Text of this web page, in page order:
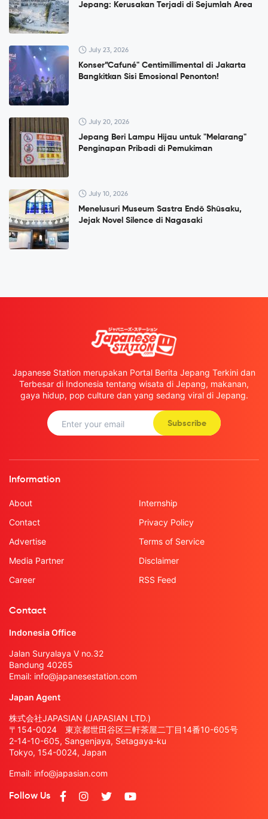
Jepang: Kerusakan Terjadi di Sejumlah Area
July 23, 2026
Konser”Cafuné" Centimillimental di Jakarta
Bangkitkan Sisi Emosional Penonton!
July 20, 2026
Jepang Beri Lampu Hijau untuk "Melarang"
Penginapan Pribadi di Pemukiman
July 10, 2026
Menelusuri Museum Sastra Endō Shūsaku,
Jejak Novel Silence di Nagasaki
Japanese Station merupakan Portal Berita Jepang Terkini dan
Terbesar di Indonesia tentang wisata di Jepang, makanan,
gaya hidup, pop culture dan yang sedang viral di Jepang.
Subscribe
Information
About
Contact
Advertise
Media Partner
Career
Internship
Privacy Policy
Terms of Service
Disclaimer
RSS Feed
Contact
Indonesia Office
Jalan Suryalaya V no.32
Bandung 40265
Email: info@japanesestation.com
Japan Agent
株式会社JAPASIAN (JAPASIAN LTD.)
〒154-0024 東京都世田谷区三軒茶屋二丁目14番10-605号
2-14-10-605, Sangenjaya, Setagaya-ku
Tokyo, 154-0024, Japan
Email: info@japasian.com
Follow Us